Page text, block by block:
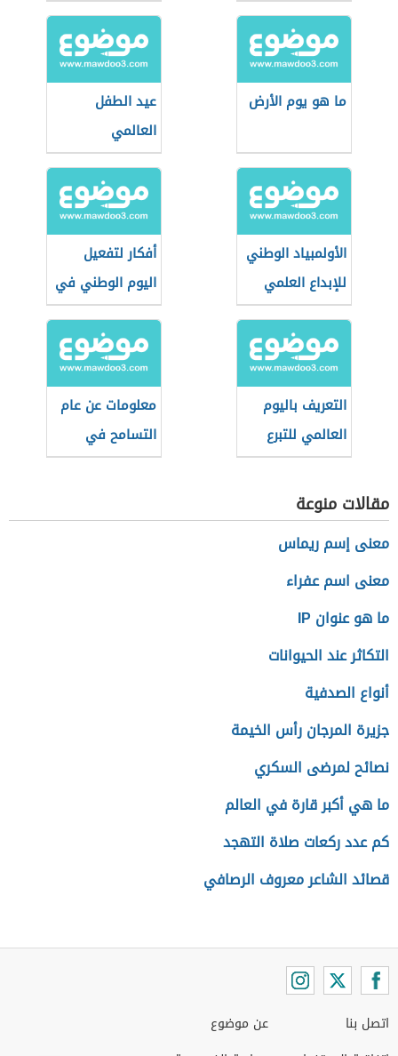
ما هو يوم الأرض
عيد الطفل
العالمي
الأولمبياد الوطني
للإبداع العلمي
(مسابقة
سعودية)
أفكار لتفعيل
اليوم الوطني في
مقرات العمل
التعريف باليوم
العالمي للتبرع
بالدم
معلومات عن عام
التسامح في
الإمارت
مقالات منوعة
معنى إسم ريماس
معنى اسم عفراء
ما هو عنوان IP
التكاثر عند الحيوانات
أنواع الصدفية
جزيرة المرجان رأس الخيمة
نصائح لمرضى السكري
ما هي أكبر قارة في العالم
كم عدد ركعات صلاة التهجد
قصائد الشاعر معروف الرصافي
اتصل بنا
عن موضوع